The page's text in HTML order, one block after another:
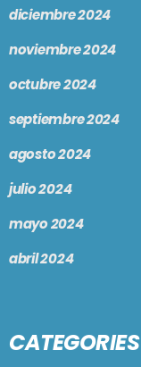
diciembre 2024
noviembre 2024
octubre 2024
septiembre 2024
agosto 2024
julio 2024
mayo 2024
abril 2024
CATEGORIES